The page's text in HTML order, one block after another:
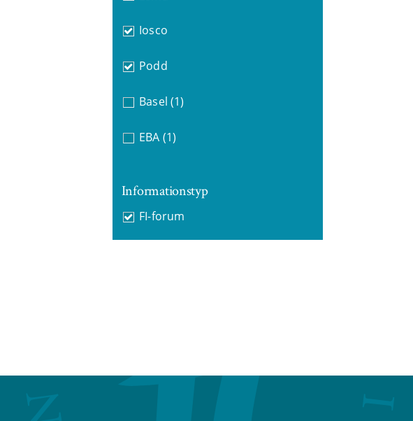
Iosco
Podd
Basel (1)
EBA (1)
Informationstyp
FI-forum